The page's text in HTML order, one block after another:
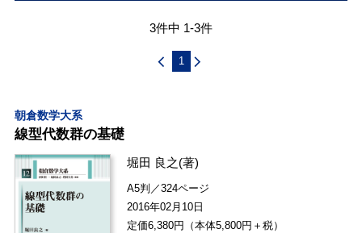
3件中 1-3件
1
朝倉数学大系
線型代数群の基礎
堀田 良之(著)
A5判／324ページ
2016年02月10日
定価6,380円（本体5,800円＋税）